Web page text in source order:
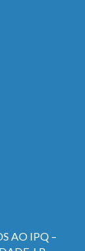
AO IPQ –